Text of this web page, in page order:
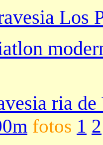
Los
ria
fotos 1 2